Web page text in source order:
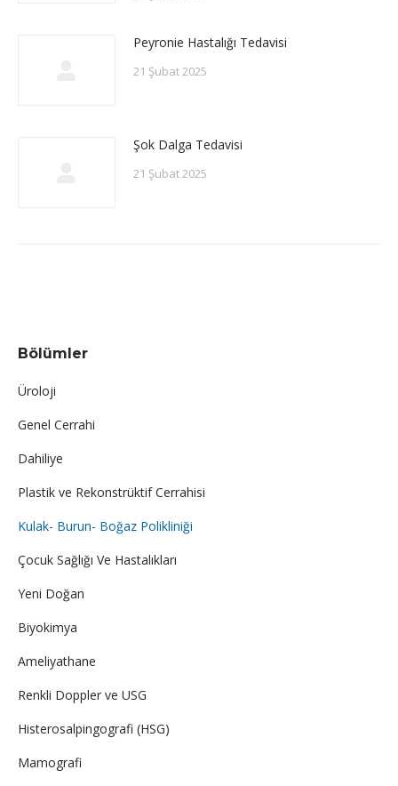
Peyronie Hastalığı Tedavisi
21 Şubat 2025
Şok Dalga Tedavisi
21 Şubat 2025
Bölümler
Üroloji
Genel Cerrahi
Dahiliye
Plastik ve Rekonstrüktif Cerrahisi
Kulak- Burun- Boğaz Polikliniği
Çocuk Sağlığı Ve Hastalıkları
Yeni Doğan
Biyokimya
Ameliyathane
Renkli Doppler ve USG
Histerosalpingografi (HSG)
Mamografi